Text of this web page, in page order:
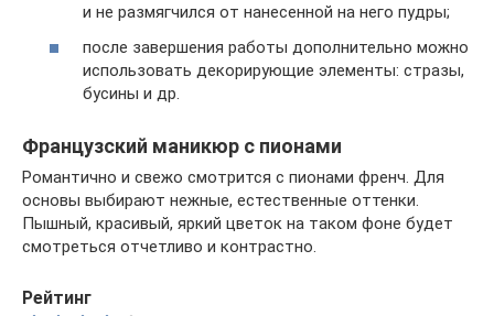
и не размягчился от нанесенной на него пудры;
после завершения работы дополнительно можно
использовать декорирующие элементы: стразы,
бусины и др.
Французский маникюр с пионами
Романтично и свежо смотрится с пионами френч. Для
основы выбирают нежные, естественные оттенки.
Пышный, красивый, яркий цветок на таком фоне будет
смотреться отчетливо и контрастно.
Рейтинг